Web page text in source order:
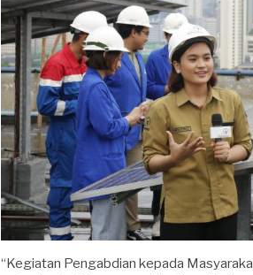
“Kegiatan Pengabdian kepada